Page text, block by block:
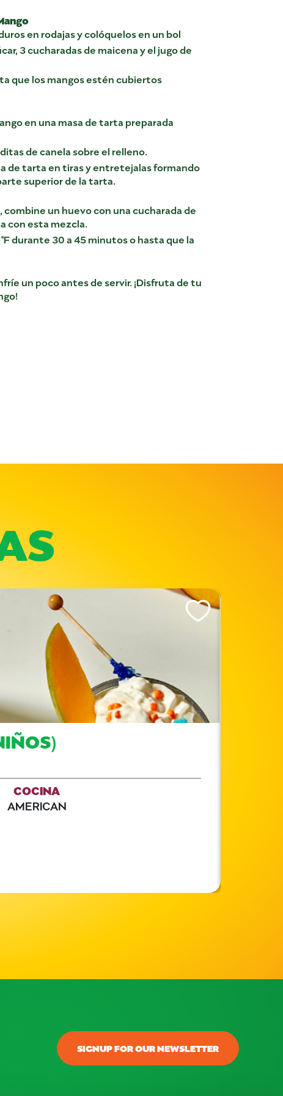
en rodajas y colóquelos en un bol
3 cucharadas de maicena y el jugo de
que los mangos estén cubiertos
en una masa de tarta preparada
de canela sobre el relleno.
de tarta en tiras y entretejalas formando
superior de la tarta.
un huevo con una cucharada de
con esta mezcla.
durante 30 a 45 minutos o hasta que la
un poco antes de servir. ¡Disfruta de tu
Like This Recipe
COCINA
AMERICAN
SIGNUP FOR OUR NEWSLETTER